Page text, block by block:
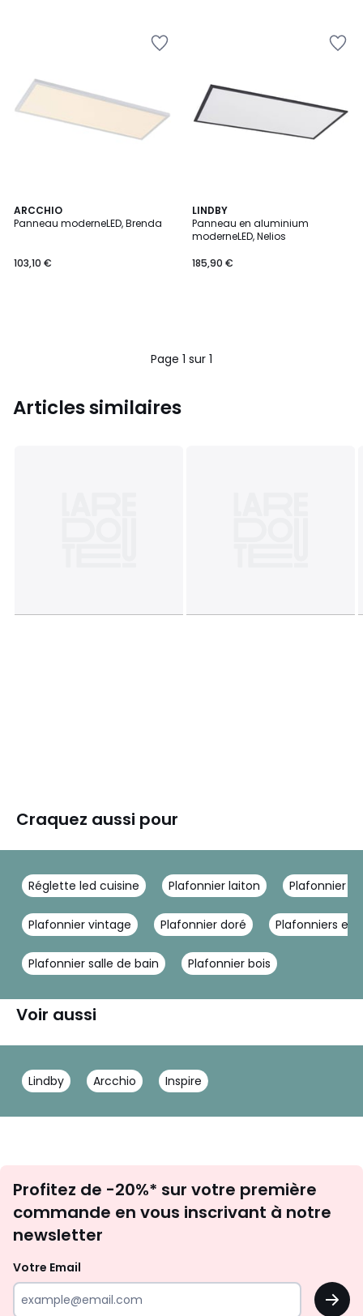
ARCCHIO
Panneau moderneLED, Brenda
103,10 €
LINDBY
Panneau en aluminium
moderneLED, Nelios
185,90 €
Page 1 sur 1
Articles similaires
Craquez aussi pour
Réglette led cuisine Plafonnier laiton Plafonnier
Plafonnier vintage Plafonnier doré Plafonniers
Plafonnier salle de bain Plafonnier bois
Voir aussi
Lindby Arcchio Inspire
newsletter
Profitez de -20%* sur votre première
commande en vous inscrivant à notre
newsletter
Votre Email
OK